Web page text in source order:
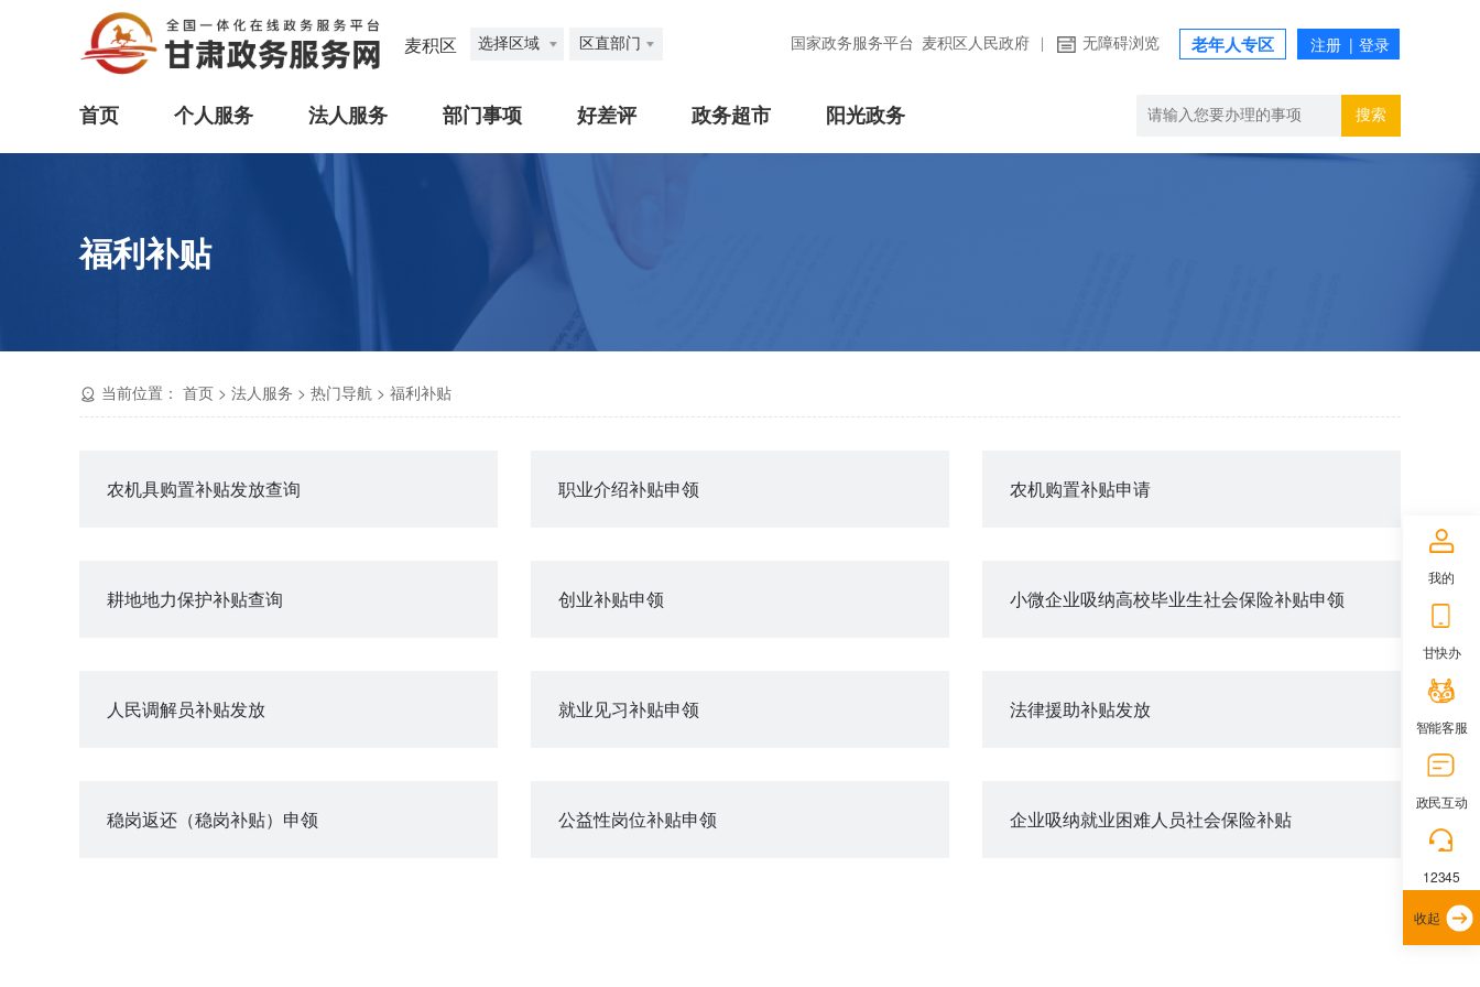
麦积区 选择区域 区直部门 国家政务服务平台 麦积区人民政府 无障碍浏览 老年人专区
首页 个人服务 法人服务 部门事项 好差评 政务超市 阳光政务 搜索
福利补贴
当前位置： 首页 > 法人服务 > 热门导航 > 福利补贴
农机具购置补贴发放查询 职业介绍补贴申领 农机购置补贴申请
耕地地力保护补贴查询 创业补贴申领 小微企业吸纳高校毕业生社会保险补贴申领
人民调解员补贴发放 就业见习补贴申领 法律援助补贴发放
稳岗返还（稳岗补贴）申领 公益性岗位补贴申领 企业吸纳就业困难人员社会保险补贴
我的
甘快办
智能客服
政民互动
12345
收起